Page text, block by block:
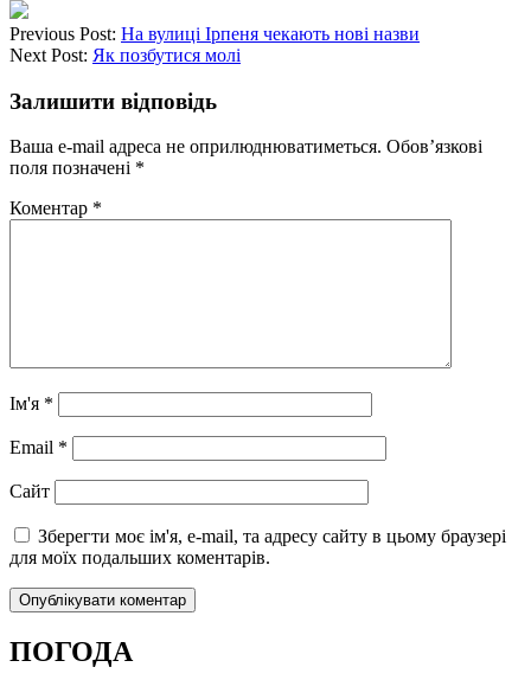
Previous Post: На вулиці Ірпеня чекають нові назви
Next Post: Як позбутися молі
Залишити відповідь
Ваша e-mail адреса не оприлюднюватиметься. Обов’язкові
поля позначені *
Коментар *
Ім'я *
Email *
Сайт
Зберегти моє ім'я, e-mail, та адресу сайту в цьому браузері
для моїх подальших коментарів.
ПОГОДА